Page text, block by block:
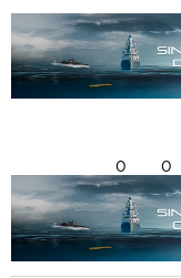
0 0